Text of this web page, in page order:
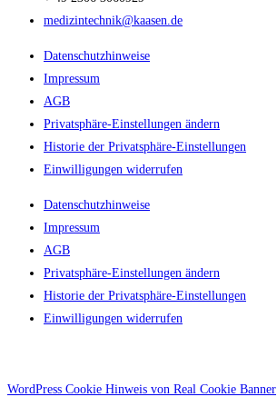
medizintechnik@kaasen.de
Datenschutzhinweise
Impressum
AGB
Privatsphäre-Einstellungen ändern
Historie der Privatsphäre-Einstellungen
Einwilligungen widerrufen
Datenschutzhinweise
Impressum
AGB
Privatsphäre-Einstellungen ändern
Historie der Privatsphäre-Einstellungen
Einwilligungen widerrufen
WordPress Cookie Hinweis von Real Cookie Banner